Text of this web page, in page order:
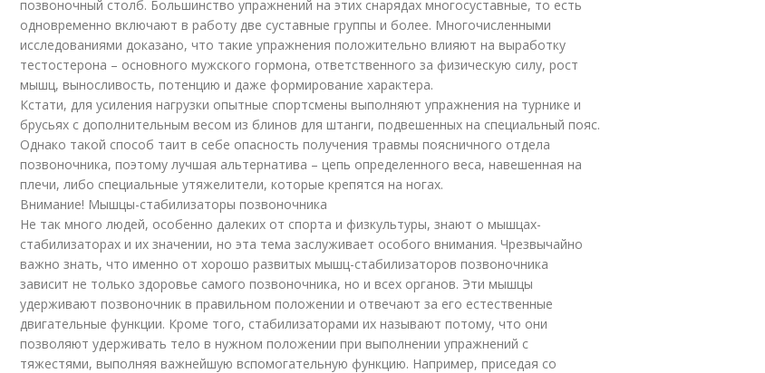
позвоночный столб. Большинство упражнений на этих снарядах многосуставные, то есть
одновременно включают в работу две суставные группы и более. Многочисленными
исследованиями доказано, что такие упражнения положительно влияют на выработку
тестостерона – основного мужского гормона, ответственного за физическую силу, рост
мышц, выносливость, потенцию и даже формирование характера.
Кстати, для усиления нагрузки опытные спортсмены выполняют упражнения на турнике и
брусьях с дополнительным весом из блинов для штанги, подвешенных на специальный пояс.
Однако такой способ таит в себе опасность получения травмы поясничного отдела
позвоночника, поэтому лучшая альтернатива – цепь определенного веса, навешенная на
плечи, либо специальные утяжелители, которые крепятся на ногах.
Внимание! Мышцы-стабилизаторы позвоночника
Не так много людей, особенно далеких от спорта и физкультуры, знают о мышцах-
стабилизаторах и их значении, но эта тема заслуживает особого внимания. Чрезвычайно
важно знать, что именно от хорошо развитых мышц-стабилизаторов позвоночника
зависит не только здоровье самого позвоночника, но и всех органов. Эти мышцы
удерживают позвоночник в правильном положении и отвечают за его естественные
двигательные функции. Кроме того, стабилизаторами их называют потому, что они
позволяют удерживать тело в нужном положении при выполнении упражнений с
тяжестями, выполняя важнейшую вспомогательную функцию. Например, приседая со